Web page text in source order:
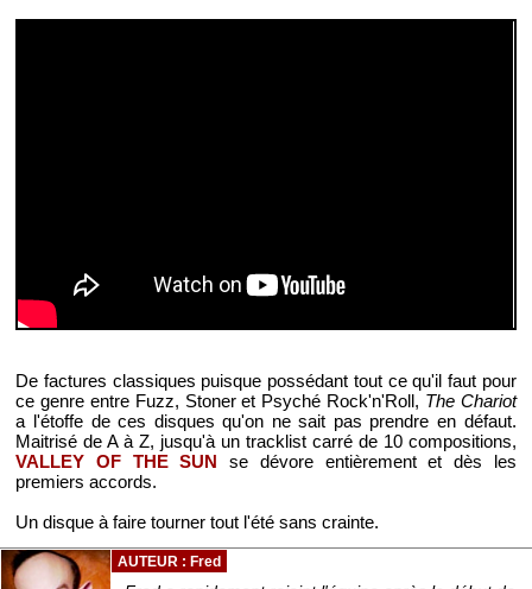
De factures classiques puisque possédant tout ce qu'il faut pour
ce genre entre Fuzz, Stoner et Psyché Rock'n'Roll, The Chariot
a l'étoffe de ces disques qu'on ne sait pas prendre en défaut.
Maitrisé de A à Z, jusqu'à un tracklist carré de 10 compositions,
VALLEY OF THE SUN se dévore entièrement et dès les
premiers accords.
Un disque à faire tourner tout l'été sans crainte.
AUTEUR : Fred